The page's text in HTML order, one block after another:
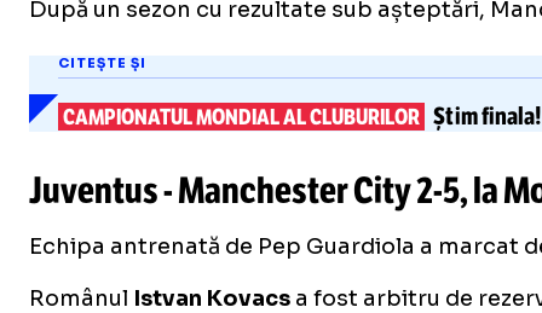
După un sezon cu rezultate sub așteptări,
CITEȘTE ȘI
CAMPIONATUL MONDIAL AL CLUBURILOR Știm
Juventus - Manchester City2-5, la
Echipa antrenată de Pep Guardiola a marcat
Românul Istvan Kovacsa fost arbitru de